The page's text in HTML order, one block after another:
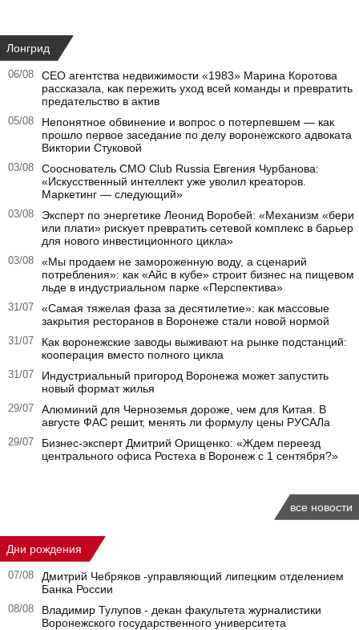
Лонгрид
06/08
CEO агентства недвижимости «1983» Марина Коротова
рассказала, как пережить уход всей команды и превратить
предательство в актив
05/08
Непонятное обвинение и вопрос о потерпевшем — как
прошло первое заседание по делу воронежского адвоката
Виктории Стуковой
03/08
Сооснователь CMO Club Russia Евгения Чурбанова:
«Искусственный интеллект уже уволил креаторов.
Маркетинг — следующий»
03/08
Эксперт по энергетике Леонид Воробей: «Механизм «бери
или плати» рискует превратить сетевой комплекс в барьер
для нового инвестиционного цикла»
03/08
«Мы продаем не замороженную воду, а сценарий
потребления»: как «Айс в кубе» строит бизнес на пищевом
льде в индустриальном парке «Перспектива»
31/07
«Самая тяжелая фаза за десятилетие»: как массовые
закрытия ресторанов в Воронеже стали новой нормой
31/07
Как воронежские заводы выживают на рынке подстанций:
кооперация вместо полного цикла
31/07
Индустриальный пригород Воронежа может запустить
новый формат жилья
29/07
Алюминий для Черноземья дороже, чем для Китая. В
августе ФАС решит, менять ли формулу цены РУСАЛа
29/07
Бизнес-эксперт Дмитрий Орищенко: «Ждем переезд
центрального офиса Ростеха в Воронеж с 1 сентября?»
все новости
Дни рождения
07/08
Дмитрий Чебряков -управляющий липецким отделением
Банка России
08/08
Владимир Тулупов - декан факультета журналистики
Воронежского государственного университета